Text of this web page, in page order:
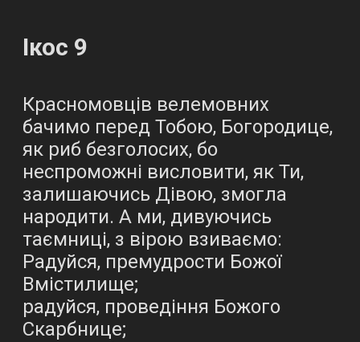
Ікос 9
Красномовців велемовних
бачимо перед Тобою, Богородице,
як риб безголосих, бо
неспроможні висловити, як Ти,
залишаючись Дівою, змогла
народити. А ми, дивуючись
таємниці, з вірою взиваємо:
Радуйся, премудрости Божої
Вмістилище;
радуйся, проведіння Божого
Скарбнице;